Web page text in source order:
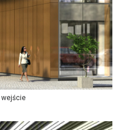
wejście